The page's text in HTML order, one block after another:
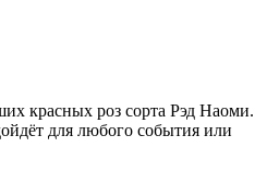
красных роз сорта Рэд Наоми.
для любого события или